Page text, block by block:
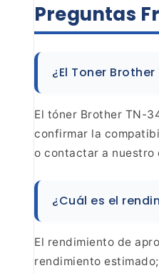
Preguntas
¿El Toner
El tóner Brother TN-
confirmar la
o contactar a nuestro
¿Cuál es el
El rendimiento de
rendimiento